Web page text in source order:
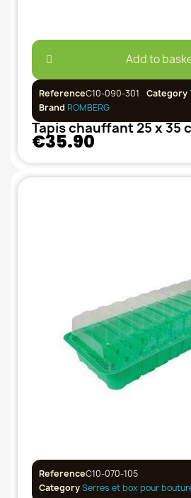
Add to
ReferenceC10-090-301 Category
Brand ROMBERG
€35.90
ReferenceC10-070-105
CategorySerres et box pour